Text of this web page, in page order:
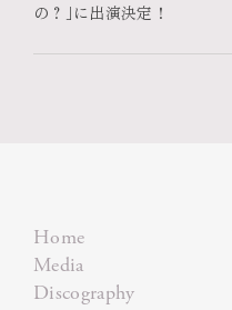
の？｣に出演決定！
Home
Media
Discography